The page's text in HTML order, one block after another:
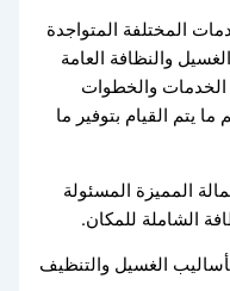
المختلفة المتواجدة
والنظافة العامة
الخدمات والخطوات
يتم القيام بتوفير ما
المميزة المسئولة
الشاملة للمكان.
الغسيل والتنظيف